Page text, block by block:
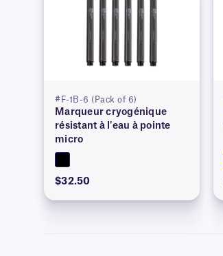
#F-1B-6 (Pack of 6)
Marqueur cryogénique
résistant à l'eau à pointe
micro
$32.50